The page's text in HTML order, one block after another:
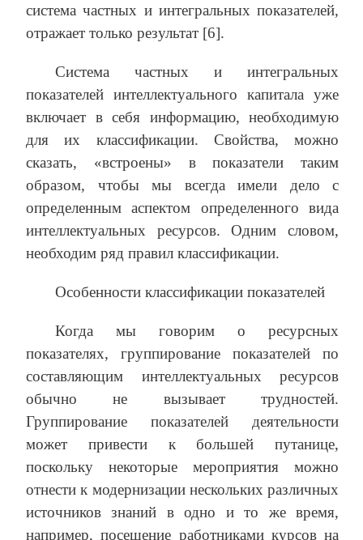
система частных и интегральных показателей,
отражает только результат [6].
Система частных и интегральных
показателей интеллектуального капитала уже
включает в себя информацию, необходимую
для их классификации. Свойства, можно
сказать, «встроены» в показатели таким
образом, чтобы мы всегда имели дело с
определенным аспектом определенного вида
интеллектуальных ресурсов. Одним словом,
необходим ряд правил классификации.
Особенности классификации показателей
Когда мы говорим о ресурсных
показателях, группирование показателей по
составляющим интеллектуальных ресурсов
обычно не вызывает трудностей.
Группирование показателей деятельности
может привести к большей путанице,
поскольку некоторые мероприятия можно
отнести к модернизации нескольких различных
источников знаний в одно и то же время,
например, посещение работниками курсов на